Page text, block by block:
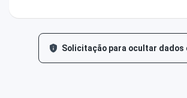
Solicitação para ocultar dados